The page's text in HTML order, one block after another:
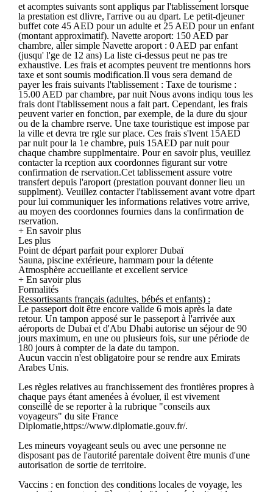
et acomptes suivants sont appliqus par l'tablissement lorsque
la prestation est dlivre, l'arrive ou au dpart. Le petit-djeuner
buffet cote 45 AED pour un adulte et 25 AED pour un enfant
(montant approximatif). Navette aroport: 150 AED par
chambre, aller simple Navette aroport : 0 AED par enfant
(jusqu' l'ge de 12 ans) La liste ci-dessus peut ne pas tre
exhaustive. Les frais et acomptes peuvent tre mentionns hors
taxe et sont soumis modification.Il vous sera demand de
payer les frais suivants l'tablissement : Taxe de tourisme :
15.00 AED par chambre, par nuit Nous avons indiqu tous les
frais dont l'tablissement nous a fait part. Cependant, les frais
peuvent varier en fonction, par exemple, de la dure du sjour
ou de la chambre rserve. Une taxe touristique est impose par
la ville et devra tre rgle sur place. Ces frais s'lvent 15AED
par nuit pour la 1e chambre, puis 15AED par nuit pour
chaque chambre supplmentaire. Pour en savoir plus, veuillez
contacter la rception aux coordonnes figurant sur votre
confirmation de rservation.Cet tablissement assure votre
transfert depuis l'aroport (prestation pouvant donner lieu un
supplment). Veuillez contacter l'tablissement avant votre dpart
pour lui communiquer les informations relatives votre arrive,
au moyen des coordonnes fournies dans la confirmation de
rservation.
+ En savoir plus
Les plus
Point de départ parfait pour explorer Dubaï
Sauna, piscine extérieure, hammam pour la détente
Atmosphère accueillante et excellent service
+ En savoir plus
Formalités
Ressortissants français (adultes, bébés et enfants) :
Le passeport doit être encore valide 6 mois après la date
retour. Un tampon apposé sur le passeport à l'arrivée aux
aéroports de Dubaï et d'Abu Dhabi autorise un séjour de 90
jours maximum, en une ou plusieurs fois, sur une période de
180 jours à compter de la date du tampon.
Aucun vaccin n'est obligatoire pour se rendre aux Emirats
Arabes Unis.
Les règles relatives au franchissement des frontières propres à
chaque pays étant amenées à évoluer, il est vivement
conseillé de se reporter à la rubrique "conseils aux
voyageurs" du site France
Diplomatie,https://www.diplomatie.gouv.fr/.
Les mineurs voyageant seuls ou avec une personne ne
disposant pas de l'autorité parentale doivent être munis d'une
autorisation de sortie de territoire.
Vaccins : en fonction des conditions locales de voyage, les